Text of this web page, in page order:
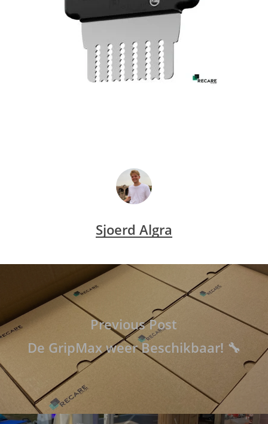
Sjoerd Algra
Previous Post
De GripMax weer Beschikbaar! 🔧